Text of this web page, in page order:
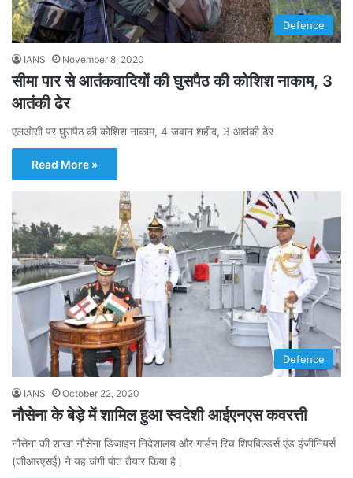
Defence
IANS November 8, 2020
सीमा पार से आतंकवादियों की घुसपैठ की कोशिश नाकाम, 3
आतंकी ढेर
एलओसी पर घुसपैठ की कोशिश नाकाम, 4 जवान शहीद, 3 आतंकी ढेर
Read More »
Defence
IANS October 22, 2020
नौसेना के बेड़े में शामिल हुआ स्वदेशी आईएनएस कवरत्ती
नौसेना की शाखा नौसेना डिजाइन निदेशालय और गार्डन रिच शिपबिल्डर्स एंड इंजीनियर्स
(जीआरएसई) ने यह जंगी पोत तैयार किया है।